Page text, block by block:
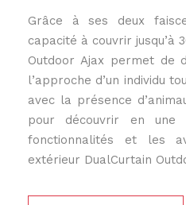
Grâce à ses deux
capacité à couvrir jusqu’à
Outdoor Ajax permet de
l’approche d’un individu
avec la présence
pour découvrir en une
fonctionnalités et les
extérieur DualCurtain